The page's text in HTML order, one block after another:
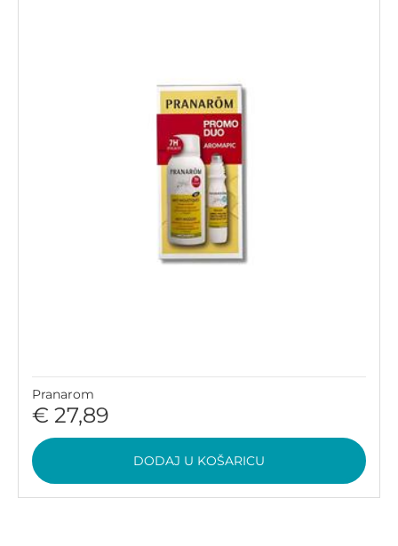
Pranarom
€ 27,89
DODAJ U KOŠARICU